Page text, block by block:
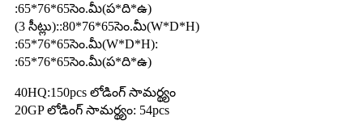
:65*76*65సెం.మీ(ప*ది*ఉ)
(3 సీట్లు)::80*76*65సెం.మీ(W*D*H)
:65*76*65సెం.మీ(W*D*H):
:65*76*65సెం.మీ(ప*ది*ఉ)
40HQ:150pcs లోడింగ్ సామర్థ్యం
20GP లోడింగ్ సామర్థ్యం: 54pcs